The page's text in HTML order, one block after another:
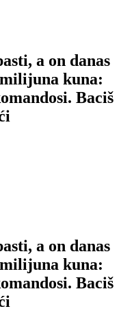
a on danas
kuna:
Baciš
a on danas
kuna:
Baciš